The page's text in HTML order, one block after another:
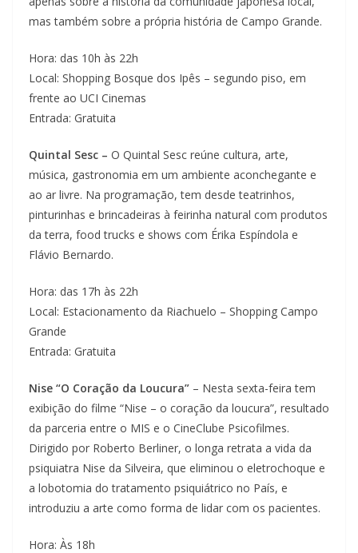
mas também sobre a própria história de Campo Grande.
Hora: das 10h às 22h
Local: Shopping Bosque dos Ipês – segundo piso, em
frente ao UCI Cinemas
Entrada: Gratuita
Quintal Sesc – O Quintal Sesc reúne cultura, arte,
música, gastronomia em um ambiente aconchegante e
ao ar livre. Na programação, tem desde teatrinhos,
pinturinhas e brincadeiras à feirinha natural com produtos
da terra, food trucks e shows com Érika Espíndola e
Flávio Bernardo.
Hora: das 17h às 22h
Local: Estacionamento da Riachuelo – Shopping Campo
Grande
Entrada: Gratuita
Nise “O Coração da Loucura” – Nesta sexta-feira tem
exibição do filme “Nise – o coração da loucura”, resultado
da parceria entre o MIS e o CineClube Psicofilmes.
Dirigido por Roberto Berliner, o longa retrata a vida da
psiquiatra Nise da Silveira, que eliminou o eletrochoque e
a lobotomia do tratamento psiquiátrico no País, e
introduziu a arte como forma de lidar com os pacientes.
Hora: Às 18h